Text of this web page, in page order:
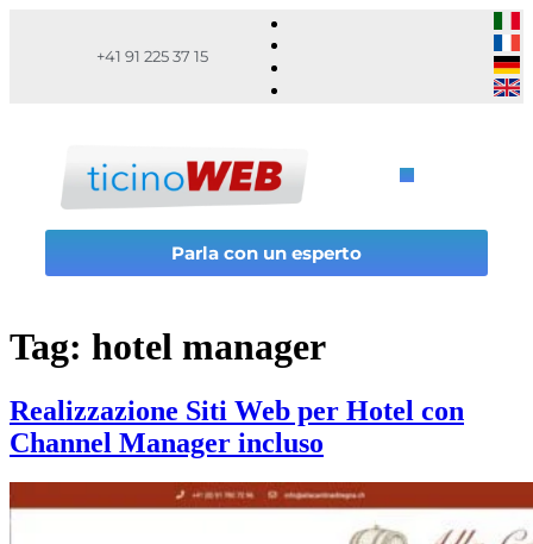
+41 91 225 37 15
Parla con un esperto
Tag: hotel manager
Realizzazione Siti Web per Hotel con
Channel Manager incluso